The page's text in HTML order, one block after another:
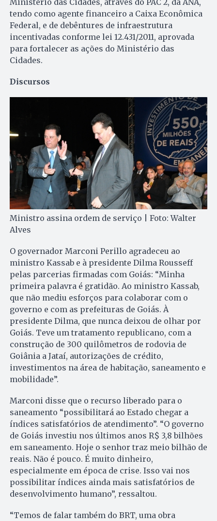
Ministério das Cidades, através do PAC 2, da ANA,
tendo como agente financeiro a Caixa Econômica
Federal, e de debêntures de infraestrutura
incentivadas conforme lei 12.431/2011, aprovada
para fortalecer as ações do Ministério das
Cidades.
Discursos
Ministro assina ordem de serviço | Foto: Walter
Alves
O governador Marconi Perillo agradeceu ao
ministro Kassab e à presidente Dilma Rousseff
pelas parcerias firmadas com Goiás: “Minha
primeira palavra é gratidão. Ao ministro Kassab,
que não mediu esforços para colaborar com o
governo e com as prefeituras de Goiás. À
presidente Dilma, que nunca deixou de olhar por
Goiás. Teve um tratamento republicano, com a
construção de 300 quilômetros de rodovia de
Goiânia a Jataí, autorizações de crédito,
investimentos na área de habitação, saneamento e
mobilidade”.
Marconi disse que o recurso liberado para o
saneamento “possibilitará ao Estado chegar a
índices satisfatórios de atendimento”. “O governo
de Goiás investiu nos últimos anos R$ 3,8 bilhões
em saneamento. Hoje o senhor traz meio bilhão de
reais. Não é pouco. É muito dinheiro,
especialmente em época de crise. Isso vai nos
possibilitar índices ainda mais satisfatórios de
desenvolvimento humano”, ressaltou.
“Temos de falar também do BRT, uma obra